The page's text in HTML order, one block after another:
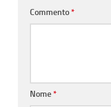
Commento*
Nome*